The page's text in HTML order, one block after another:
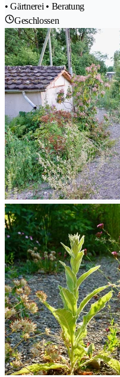
• Gärtnerei • Beratung
Geschlossen